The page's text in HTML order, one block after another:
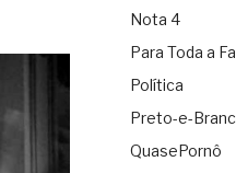
Nota 4
Para Toda a
Política
Preto-e-
QuasePornô